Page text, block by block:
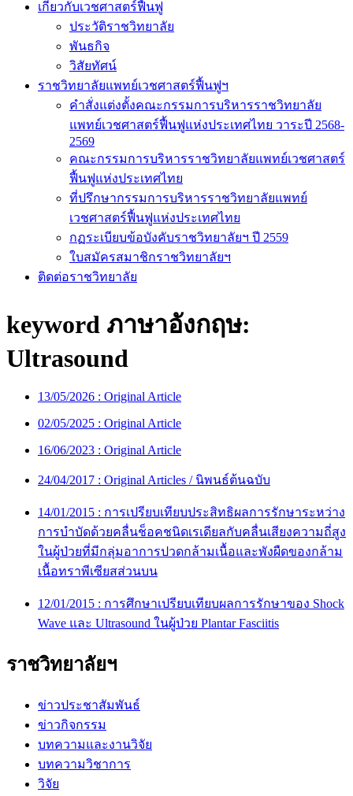
เกี่ยวกับเวชศาสตร์ฟื้นฟู
ประวัติราชวิทยาลัย
พันธกิจ
วิสัยทัศน์
ราชวิทยาลัยแพทย์เวชศาสตร์ฟื้นฟูฯ
คำสั่งแต่งตั้งคณะกรรมการบริหารราชวิทยาลัย
แพทย์เวชศาสตร์ฟื้นฟูแห่งประเทศไทย วาระปี 2568-
2569
คณะกรรมการบริหารราชวิทยาลัยแพทย์เวชศาสตร์
ฟื้นฟูแห่งประเทศไทย
ที่ปรึกษากรรมการบริหารราชวิทยาลัยแพทย์
เวชศาสตร์ฟื้นฟูแห่งประเทศไทย
กฏระเบียบข้อบังคับราชวิทยาลัยฯ ปี 2559
ใบสมัครสมาชิกราชวิทยาลัยฯ
ติดต่อราชวิทยาลัย
keyword ภาษาอังกฤษ:
Ultrasound
13/05/2026 : Original Article
02/05/2025 : Original Article
16/06/2023 : Original Article
24/04/2017 : Original Articles / นิพนธ์ต้นฉบับ
14/01/2015 : การเปรียบเทียบประสิทธิผลการรักษาระหว่าง
การบำบัดด้วยคลื่นช็อคชนิดเรเดียลกับคลื่นเสียงความถี่สูง
ในผู้ป่วยที่มีกลุ่มอาการปวดกล้ามเนื้อและพังผืดของกล้าม
เนื้อทราพีเซียสส่วนบน
12/01/2015 : การศึกษาเปรียบเทียบผลการรักษาของ Shock
Wave และ Ultrasound ในผู้ป่วย Plantar Fasciitis
ราชวิทยาลัยฯ
ข่าวประชาสัมพันธ์
ข่าวกิจกรรม
บทความและงานวิจัย
บทความวิชาการ
วิจัย